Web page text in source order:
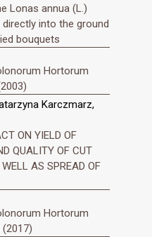
Lonas annua (L.)
into the ground
bouquets
Hortorum
Karczmarz,
ON YIELD OF
QUALITY OF CUT
AS SPREAD OF
Hortorum